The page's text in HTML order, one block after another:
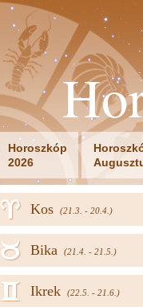
Horoszkóp
2026
Kos (21.3. - 20.4.)
a
Bika (21.4. - 21.5.)
b
Ikrek (22.5. - 21.6.)
c